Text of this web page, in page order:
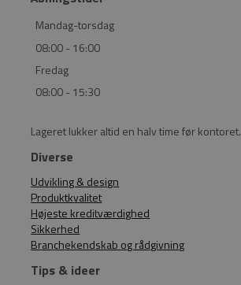
Mandag-torsdag
08:00 - 16:00
Fredag
08:00 - 15:30
Lageret lukker altid en halv time før kontoret.
Diverse
Udvikling & design
Produktkvalitet
Højeste kreditværdighed
Sikkerhed
Branchekendskab og rådgivning
Tips & ideer